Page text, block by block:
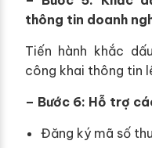
thông tin doanh
Tiến hành khắc
công khai thông tin
– Bước 6: Hỗ trợ
Đăng ký mã số